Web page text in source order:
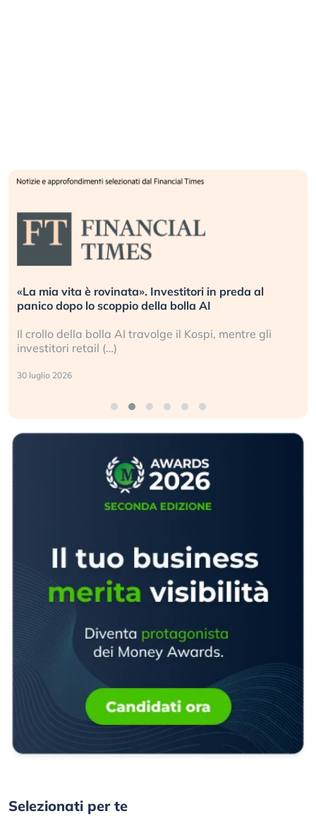
Quando la finanza pesa più dell’economia reale.
L’America sta ripetendo gli errori del 2008?
La ricchezza mondiale cresce, ma è sempre più
sganciata dall’economia reale. (…)
24 luglio 2026
Selezionati per te